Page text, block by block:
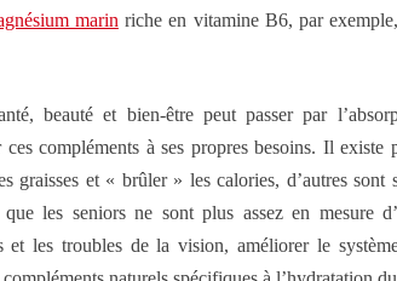
marin riche en vitamine B6, par
beauté et bien-être peut passer par
compléments à ses propres besoins. Il existe
graisses et « brûler » les calories, d’autres
les seniors ne sont plus assez en mesure
et les troubles de la vision, améliorer le